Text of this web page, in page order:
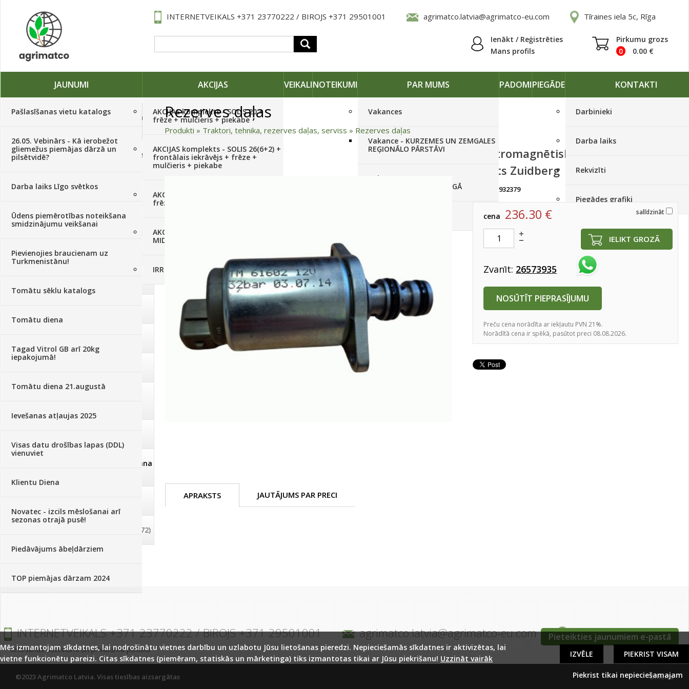
INTERNETVEIKALS +371 23770222 / BIROJS +371 29501001 agrimatco.latvia@agrimatco-eu.com Tīraines iela 5c, Rīga
Ienākt / Reģistrēties
Mans profils
Pirkumu grozs
0
0.00 €
JAUNUMI
Pašlasīšanas vietu katalogs
26.05. Vebinārs - Kā ierobežot
gliemežus piemājas dārzā un
pilsētvidē?
Darba laiks Līgo svētkos
Ūdens piemērotības noteikšana
smidzinājumu veikšanai
Pievienojies braucienam uz
Turkmenistānu!
Tomātu sēklu katalogs
Tomātu diena
Tagad Vitrol GB arī 20kg
iepakojumā!
Tomātu diena 21.augustā
Ievešanas atļaujas 2025
Visas datu drošības lapas (DDL)
vienuviet
Klientu Diena
Novatec - izcils mēslošanai arī
sezonas otrajā pusē!
Piedāvājums ābeļdārziem
TOP piemājas dārzam 2024
AKCIJAS
AKCIJAS komplekts - SOLIS 20 +
frēze + mulčieris + piekabe
AKCIJAS komplekts - SOLIS 26(6+2) +
frontālais iekrāvējs + frēze +
mulčieris + piekabe
AKCIJAS komplekts - SOLIS 26 HST +
frēze + mulčieris
AKCIJAS komplekts - SOLIS 26 HST +
MID MOWER + piekabe
IRRITEC Pilienlaistīšanas komplekti
VEIKALINOTEIKUMI PAR MUMS
Vakances
Vakance - KURZEMES UN ZEMGALES
REĢIONĀLO PĀRSTĀVI
Vakance - NOLIKTAVAS
STRĀDNIEKU VEIKALĀ RĪGĀ
PADOMIPIEGĀDE KONTAKTI
Darbinieki
Darba laiks
Rekvizīti
Piegādes grafiki
Traktori, tehnika, rezerves daļas,
Sēklas, sīpoli, ķiploki, sīpolpuķes,
kartupeļi
Augu aizsardzība(366)
Mēslojumi(495)
Augsne, kūdra, mulča
Dezinfekcija, tīrīšana, mazgāšana
(72)
Rezerves daļas
Produkti » Traktori, tehnika, rezerves daļas, serviss » Rezerves daļas
Elektromagnētiskais hidrolikas
vārsts Zuidberg
932379
salīdzināt
cena 236.30 €
IELIKT GROZĀ
Zvanīt: 26573935
NOSŪTĪT PIEPRASĪJUMU
Preču cena norādīta ar iekļautu PVN 21%.
Norādītā cena ir spēkā, pasūtot preci 08.08.2026.
APRAKSTS JAUTĀJUMS PAR PRECI
Pieteikties jaunumiem e-pastā
INTERNETVEIKALS +371 23770222 / BIROJS +371 29501001 agrimatco.latvia@agrimatco-eu.com Tīraines iela 5c, Rīga
lietošanas noteikumi un privātuma politika
DIRcms
©2023 Agrimatco Latvia. Visas tiesības aizsargātas
Mēs izmantojam sīkdatnes, lai nodrošinātu vietnes darbību un uzlabotu Jūsu lietošanas pieredzi. Nepieciešamās sīkdatnes ir aktivizētas, lai
vietne funkcionētu pareizi. Citas sīkdatnes (piemēram, statiskās un mārketinga) tiks izmantotas tikai ar Jūsu piekrišanu! Uzzināt vairāk PIEKRIST VISAM
IZVĒLE
Piekrist tikai nepieciešamajam